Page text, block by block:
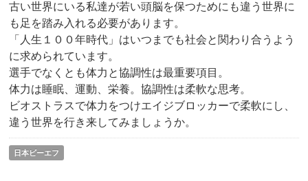
古い世界にいる私達が若い頭脳を保つためにも違う世界に
も足を踏み入れる必要があります。
「人生１００年時代」はいつまでも社会と関わり合うよう
に求められています。
選手でなくとも体力と協調性は最重要項目。
体力は睡眠、運動、栄養。協調性は柔軟な思考。
ビオストラスで体力をつけエイジブロッカーで柔軟にし、
違う世界を行き来してみましょうか。
日本ビーエフ